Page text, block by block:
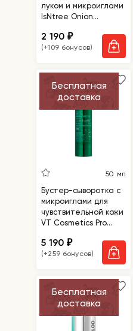
луком и микроиглами
IsNtree Onion
2000
2 190₽
(+109 бонусов)
Бесплатная
доставка
50 мл
Бустер-сыворотка с
микроиглами для
чувствительной кожи
VT Cosmetics Pro
5 190₽
(+259 бонусов)
Бесплатная
доставка